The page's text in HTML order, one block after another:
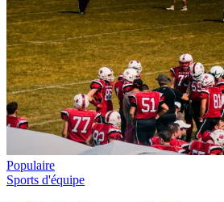
Populaire
Sports d'équipe